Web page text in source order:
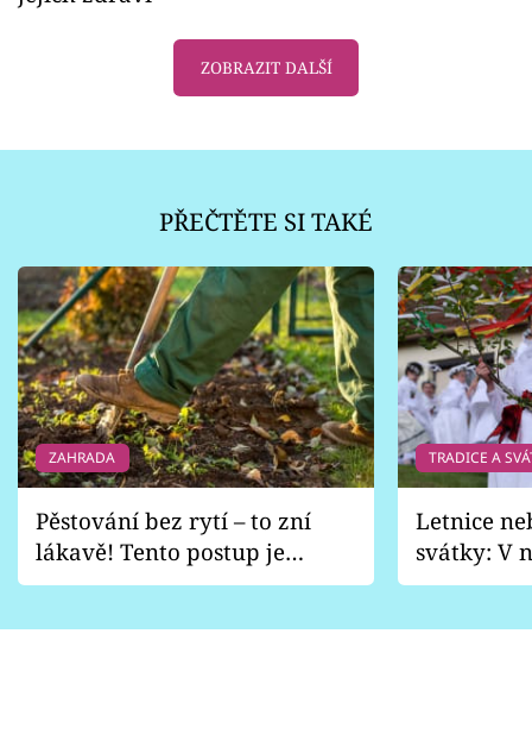
ZOBRAZIT DALŠÍ
PŘEČTĚTE SI TAKÉ
ZAHRADA
Pěstování bez rytí – to zní
lákavě! Tento postup je
vhodný jen pro některé
TRADICE A
Letnice
svátky: V
pondělí